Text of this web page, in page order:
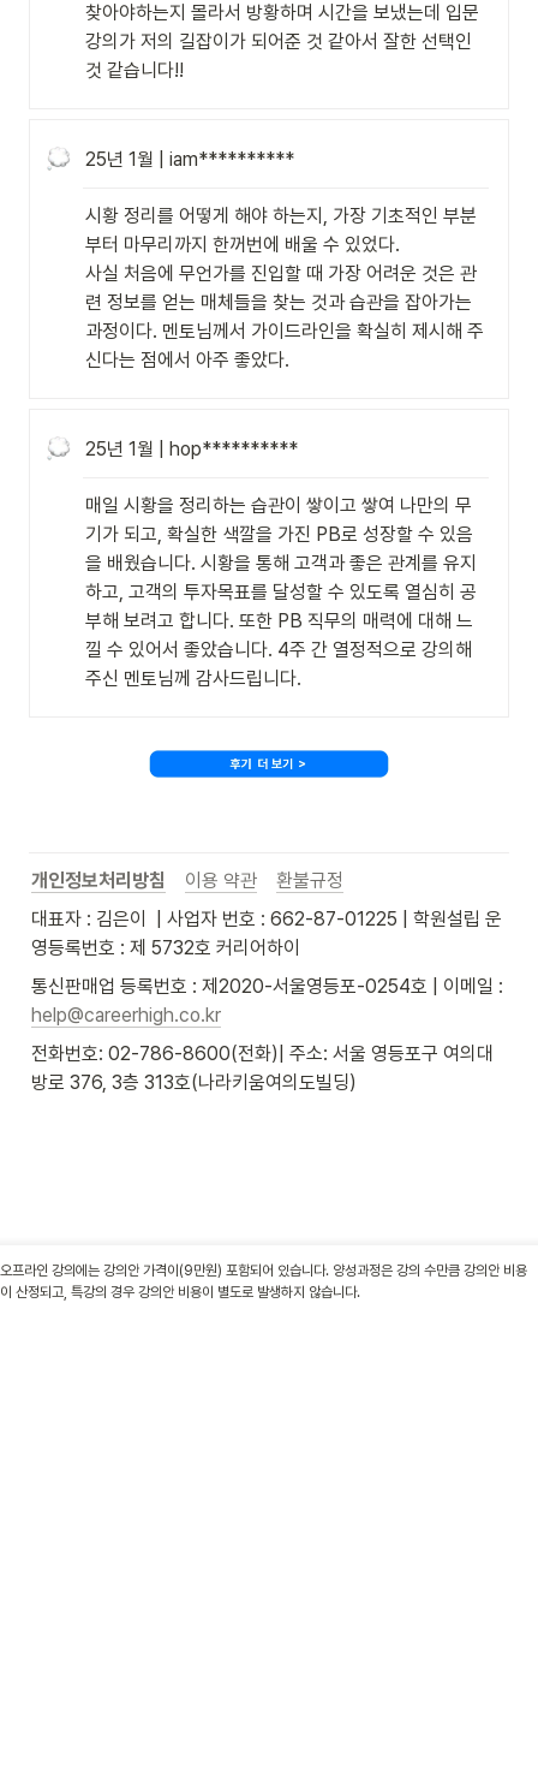
찾아야하는지 몰라서 방황하며 시간을 보냈는데 입문
강의가 저의 길잡이가 되어준 것 같아서 잘한 선택인
것 같습니다!!
25년 1월 | iam**********
시황 정리를 어떻게 해야 하는지, 가장 기초적인 부분
부터 마무리까지 한꺼번에 배울 수 있었다.
사실 처음에 무언가를 진입할 때 가장 어려운 것은 관
련 정보를 얻는 매체들을 찾는 것과 습관을 잡아가는
과정이다. 멘토님께서 가이드라인을 확실히 제시해 주
신다는 점에서 아주 좋았다.
25년 1월 | hop**********
매일 시황을 정리하는 습관이 쌓이고 쌓여 나만의 무
기가 되고, 확실한 색깔을 가진 PB로 성장할 수 있음
을 배웠습니다. 시황을 통해 고객과 좋은 관계를 유지
하고, 고객의 투자목표를 달성할 수 있도록 열심히 공
부해 보려고 합니다. 또한 PB 직무의 매력에 대해 느
낄 수 있어서 좋았습니다. 4주 간 열정적으로 강의해
주신 멘토님께 감사드립니다.
개인정보처리방침 이용 약관
환불규정
대표자 : 김은이  | 사업자 번호 : 662-87-01225 | 학원설립 운
영등록번호 : 제 5732호 커리어하이
help@careerhigh.co.kr
전화번호: 02-786-8600(전화)| 주소: 서울 영등포구 여의대
방로 376, 3층 313호(나라키움여의도빌딩)
오프라인 강의에는 강의안 가격이(9만원) 포함되어 있습니다. 양성과정은 강의 수만큼 강의안 비용
이 산정되고, 특강의 경우 강의안 비용이 별도로 발생하지 않습니다.